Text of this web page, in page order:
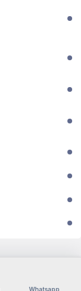
Whatsapp